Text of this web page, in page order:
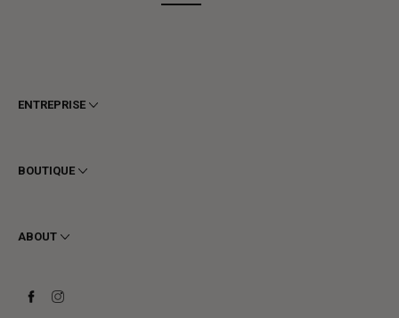
ENTREPRISE
Confidentialité
Contact
BOUTIQUE
Femme
Baskets
ABOUT
Heritage